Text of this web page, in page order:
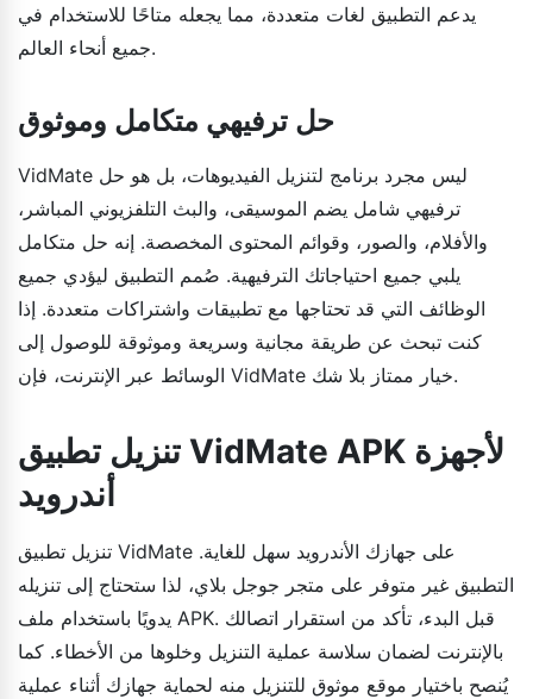
يدعم التطبيق لغات متعددة، مما يجعله متاحًا للاستخدام في
جميع أنحاء العالم.
حل ترفيهي متكامل وموثوق
VidMate ليس مجرد برنامج لتنزيل الفيديوهات، بل هو حل
ترفيهي شامل يضم الموسيقى، والبث التلفزيوني المباشر،
والأفلام، والصور، وقوائم المحتوى المخصصة. إنه حل متكامل
يلبي جميع احتياجاتك الترفيهية. صُمم التطبيق ليؤدي جميع
الوظائف التي قد تحتاجها مع تطبيقات واشتراكات متعددة. إذا
كنت تبحث عن طريقة مجانية وسريعة وموثوقة للوصول إلى
الوسائط عبر الإنترنت، فإن VidMate خيار ممتاز بلا شك.
تنزيل تطبيق VidMate APK لأجهزة
أندرويد
تنزيل تطبيق VidMate على جهازك الأندرويد سهل للغاية.
التطبيق غير متوفر على متجر جوجل بلاي، لذا ستحتاج إلى تنزيله
يدويًا باستخدام ملف APK. قبل البدء، تأكد من استقرار اتصالك
بالإنترنت لضمان سلاسة عملية التنزيل وخلوها من الأخطاء. كما
يُنصح باختيار موقع موثوق للتنزيل منه لحماية جهازك أثناء عملية